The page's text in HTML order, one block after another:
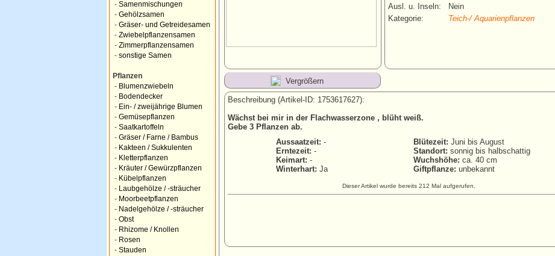
- Samenmischungen
- Gehölzsamen
- Gräser- und Getreidesamen
- Zwiebelpflanzensamen
- Zimmerpflanzensamen
- sonstige Samen
Pflanzen
- Blumenzwiebeln
- Bodendecker
- Ein- / zweijährige Blumen
- Gemüsepflanzen
- Saatkartoffeln
- Gräser / Farne / Bambus
- Kakteen / Sukkulenten
- Kletterpflanzen
- Kräuter / Gewürzpflanzen
- Kübelpflanzen
-
Laubgehölze / -sträucher
- Moorbeetpflanzen
- Nadelgehölze / -sträucher
- Obst
- Rhizome / Knollen
- Rosen
- Stauden
Ausl. u. Inseln:
Nein
Kategorie:
Teich-/ Aquarienpflanzen
Vergrößern
Beschreibung (Artikel-ID: 1753617627):
Wächst bei mir in der Flachwasserzone , blüht weiß.
Gebe 3 Pflanzen ab.
Aussaatzeit: - Blütezeit: Juni bis August
Erntezeit: - Standort: sonnig bis halbschattig
Keimart: - Wuchshöhe: ca. 40 cm
Winterhart: Ja Giftpflanze: unbekannt
Dieser Artikel wurde bereits 212 Mal aufgerufen.